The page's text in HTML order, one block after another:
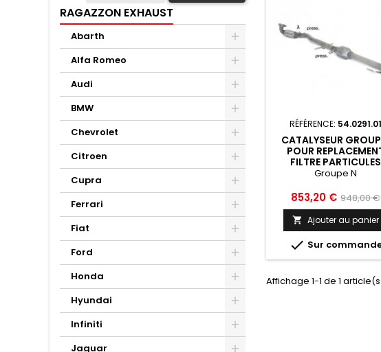
RAGAZZON EXHAUST
Abarth
Alfa Romeo
Audi
BMW
Chevrolet
Citroen
Cupra
Ferrari
Fiat
Ford
Honda
Hyundai
Infiniti
Jaguar
RÉFÉRENCE: 54.0291.01
CATALYSEUR
POUR
FILTRE PARTICULES
RAGAZZON OPEL
Groupe N
Prix
853,20 € Prix
de
base
948,00 €
 Ajouter au panier
 Sur
Affichage 1-1 de 1